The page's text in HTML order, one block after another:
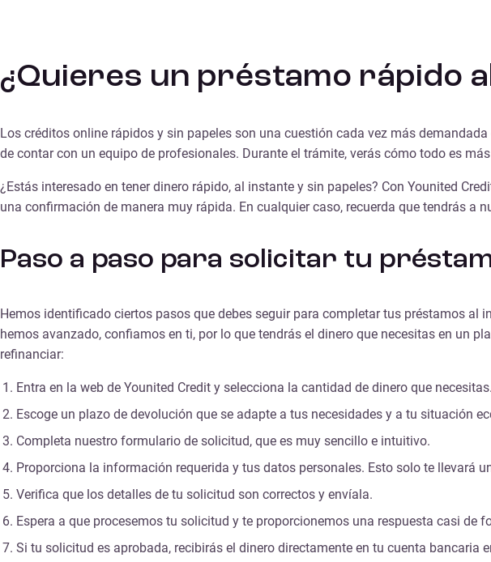
¿Quieres un préstamo rápido
Los créditos online rápidos y sin papeles son una cuestión cada vez más
de contar con un equipo de profesionales. Durante el trámite, verás cómo todo es
¿Estás interesado en tener dinero rápido, al instante y sin papeles? Con Younited
una confirmación de manera muy rápida. En cualquier caso, recuerda que tendrás a
Paso a paso para solicitar tu
Hemos identificado ciertos pasos que debes seguir para completar tus préstamos al
hemos avanzado, confiamos en ti, por lo que tendrás el dinero que necesitas en un
refinanciar:
Entra en la web de Younited Credit y selecciona la cantidad de dinero que necesitas.
Escoge un plazo de devolución que se adapte a tus necesidades y a tu situación
Completa nuestro formulario de solicitud, que es muy sencillo e intuitivo.
Proporciona la información requerida y tus datos personales. Esto solo te llevará
Verifica que los detalles de tu solicitud son correctos y envíala.
Espera a que procesemos tu solicitud y te proporcionemos una respuesta casi de
Si tu solicitud es aprobada, recibirás el dinero directamente en tu cuenta bancaria